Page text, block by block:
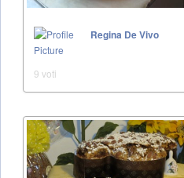
Regina De Vivo
9 voti